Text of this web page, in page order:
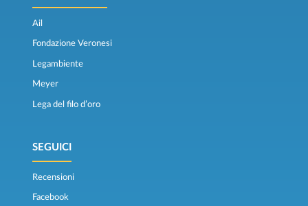
Ail
Fondazione Veronesi
Legambiente
Meyer
Lega del filo d’oro
SEGUICI
Recensioni
Facebook